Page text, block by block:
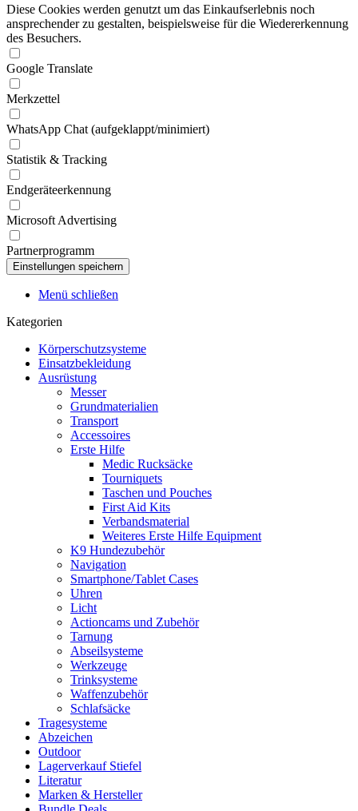
Diese Cookies werden genutzt um das Einkaufserlebnis noch
ansprechender zu gestalten, beispielsweise für die Wiedererkennung
des Besuchers.
Google Translate
Merkzettel
WhatsApp Chat (aufgeklappt/minimiert)
Statistik & Tracking
Endgeräteerkennung
Microsoft Advertising
Partnerprogramm
Menü schließen
Kategorien
Körperschutzsysteme
Einsatzbekleidung
Ausrüstung
Messer
Grundmaterialien
Transport
Accessoires
Erste Hilfe
Medic Rucksäcke
Tourniquets
Taschen und Pouches
First Aid Kits
Verbandsmaterial
Weiteres Erste Hilfe Equipment
K9 Hundezubehör
Navigation
Smartphone/Tablet Cases
Uhren
Licht
Actioncams und Zubehör
Tarnung
Abseilsysteme
Werkzeuge
Trinksysteme
Waffenzubehör
Schlafsäcke
Tragesysteme
Abzeichen
Outdoor
Lagerverkauf Stiefel
Literatur
Marken & Hersteller